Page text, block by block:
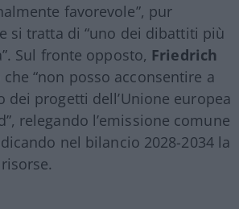
favorevole”, pur
si tratta di “uno dei dibattiti più
Sul fronte opposto, Friedrich
“non posso acconsentire a
dei progetti dell’Unione europea
relegando l’emissione comune
nel bilancio 2028-2034 la